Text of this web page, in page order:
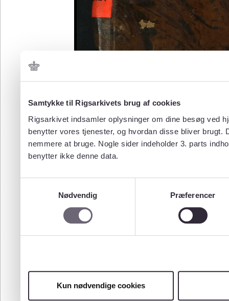
Samtykke til Rigsarkivets brug af cookies
Rigsarkivet indsamler oplysninger om dine besøg ved
benytter vores tjenester, og hvordan disse bliver
nemmere at bruge. Nogle sider indeholder 3. parts
benytter ikke denne data.
Nødvendig
Præferencer
Kun nødvendige cookies